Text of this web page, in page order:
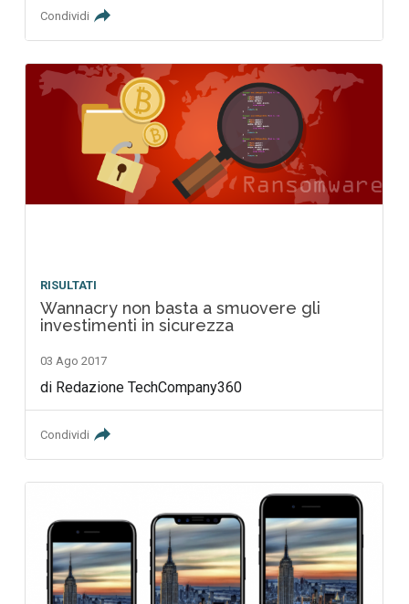
Condividi
RISULTATI
Wannacry non basta a smuovere gli
investimenti in sicurezza
03 Ago 2017
di Redazione TechCompany360
Condividi